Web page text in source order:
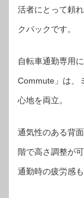
活者にとって頼
クパックです。
自転車通勤専用
Commute」は、
心地を両立。
通気性のある背
階で高さ調整が
通勤時の疲労感